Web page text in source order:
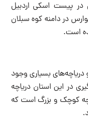
در پیست اسکی اردبیل
در دامنه کوه سبلان
و دریاچه‌های بسیاری وجود
در این استان دریاچه
کوچک و بزرگ است که